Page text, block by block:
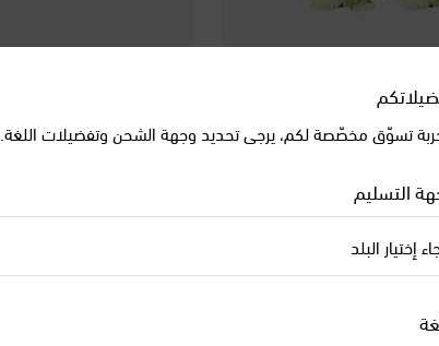
ورود
Bitossi
تسوّق مخصّصة لكم، يرجى تحديد وجهة الشحن وتفضيلات اللغة.
التسليم
إختيار البلد